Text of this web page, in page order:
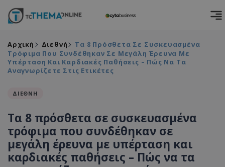
Αρχική Διεθνή
Τα 8 Πρόσθετα Σε Συσκευασμένα
Τρόφιμα Που Συνδέθηκαν Σε Μεγάλη Έρευνα Με
Υπέρταση Και Καρδιακές Παθήσεις – Πώς Να Τα
Αναγνωρίζετε Στις Ετικέτες
ΔΙΕΘΝΗ
Τα 8 πρόσθετα σε συσκευασμένα
τρόφιμα που συνδέθηκαν σε
μεγάλη έρευνα με υπέρταση και
καρδιακές παθήσεις – Πώς να τα